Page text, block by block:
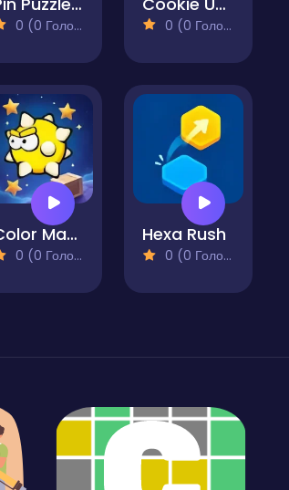
0 (0 Голосів) 0 (0 Голосів)
Color Maze Star Search
0 (0 Голосів)
Hexa Rush
0 (0 Голосів)